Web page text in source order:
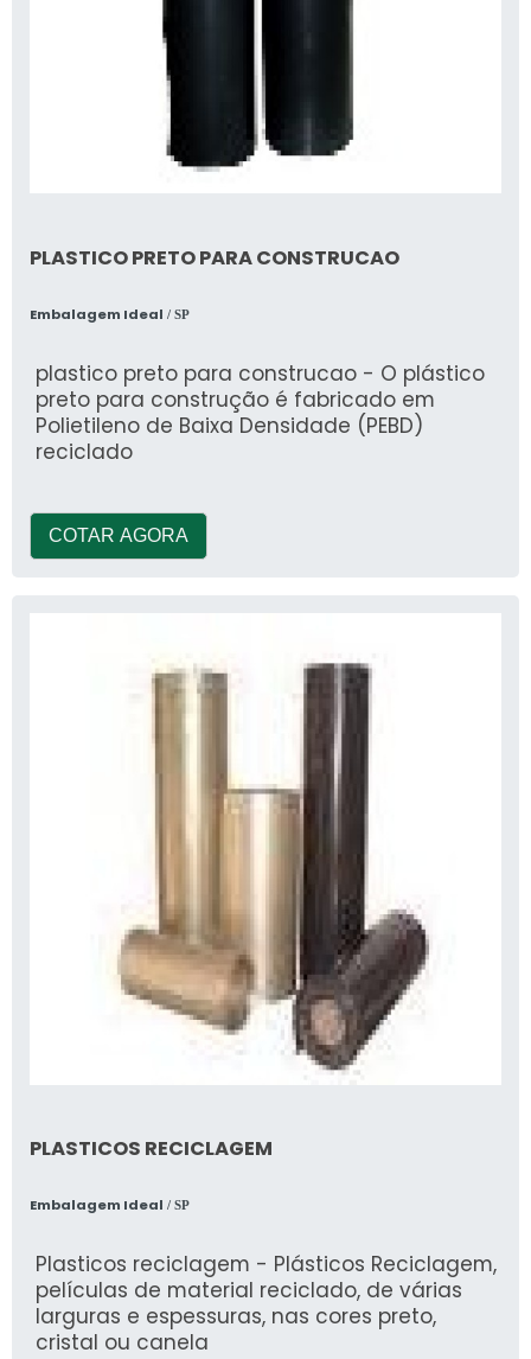
PLASTICO PRETO PARA CONSTRUCAO
Embalagem Ideal / SP
plastico preto para construcao - O plástico
preto para construção é fabricado em
Polietileno de Baixa Densidade (PEBD)
reciclado
COTAR AGORA
PLASTICOS RECICLAGEM
Embalagem Ideal / SP
Plasticos reciclagem - Plásticos Reciclagem,
películas de material reciclado, de várias
larguras e espessuras, nas cores preto,
cristal ou canela